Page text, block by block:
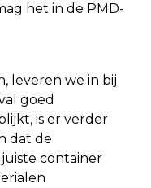
het in de PMD-
leveren we in bij
goed
is er verder
dat de
container